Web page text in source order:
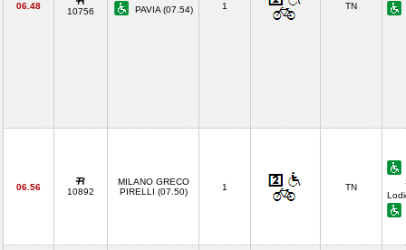
06.48
10756 PAVIA (07.54) 1 TN
06.56 10892
MILANO GRECO
PIRELLI (07.50)
1 TN